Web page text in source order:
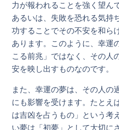
力が報われることを強く望ん
あるいは、失敗を恐れる気持
功することでその不安を和ら
あります。このように、幸運
こる前兆」ではなく、その人
安を映し出すものなのです。
また、幸運の夢は、その人の
にも影響を受けます。たとえ
は吉凶を占うもの」という考
い夢は「初夢」として大切に